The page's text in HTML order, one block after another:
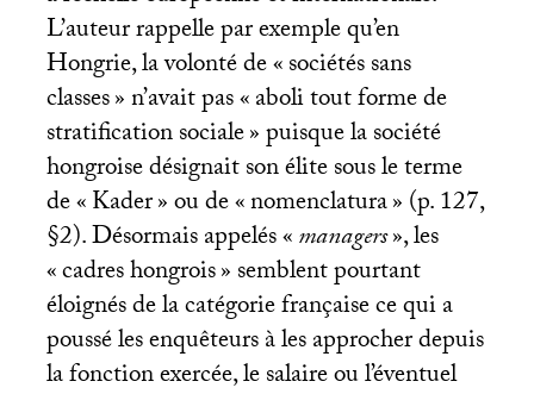
L’auteur rappelle par exemple qu’en
Hongrie, la volonté de «sociétés sans
classes» n’avait pas «aboli tout forme de
stratification sociale» puisque la société
hongroise désignait son élite sous le terme
de «Kader» ou de «nomenclatura» (p. 127,
§2). Désormais appelés «managers», les
«cadres hongrois» semblent pourtant
éloignés de la catégorie française ce qui a
poussé les enquêteurs à les approcher depuis
la fonction exercée, le salaire ou l’éventuel